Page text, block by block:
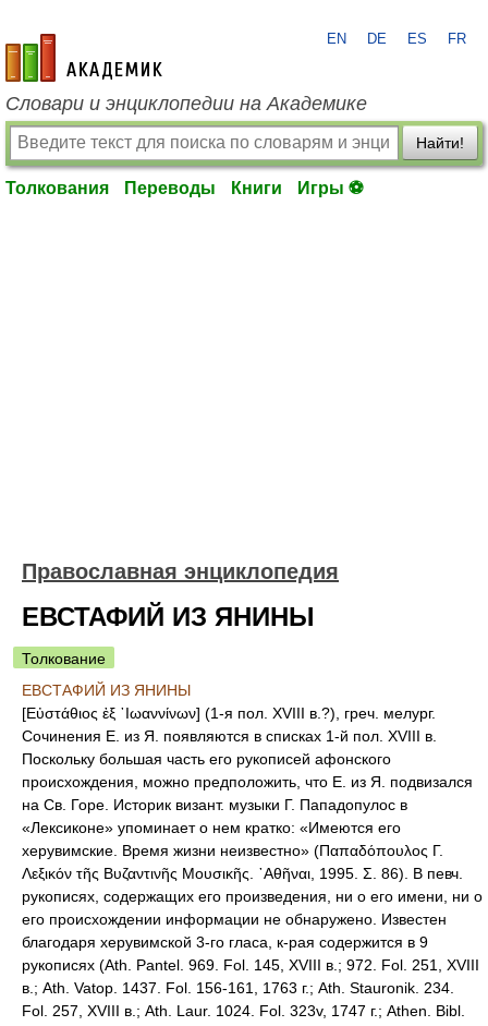
academic.ru
EN DE ES FR
Словари и энциклопедии на Академике
Найти!
Толкования Переводы Книги Игры ⚽
Православная энциклопедия
ЕВСТАФИЙ ИЗ ЯНИНЫ
Толкование
ЕВСТАФИЙ ИЗ ЯНИНЫ
[Εὐστάθιος ἐξ ᾿Ιωαννίνων] (1-я пол. XVIII в.?), греч. мелург.
Сочинения Е. из Я. появляются в списках 1-й пол. XVIII в.
Поскольку большая часть его рукописей афонского
происхождения, можно предположить, что Е. из Я. подвизался
на Св. Горе. Историк визант. музыки Г. Пападопулос в
«Лексиконе» упоминает о нем кратко: «Имеются его
херувимские. Время жизни неизвестно» (Παπαδόπουλος Γ.
Λεξικόν τῆς Βυζαντινῆς Μουσικῆς. ᾿Αθῆναι, 1995. Σ. 86). В певч.
рукописях, содержащих его произведения, ни о его имени, ни о
его происхождении информации не обнаружено. Известен
благодаря херувимской 3-го гласа, к-рая содержится в 9
рукописях (Ath. Pantel. 969. Fol. 145, XVIII в.; 972. Fol. 251, XVIII
в.; Ath. Vatop. 1437. Fol. 156-161, 1763 г.; Ath. Stauronik. 234.
Fol. 257, XVIII в.; Ath. Laur. 1024. Fol. 323v, 1747 г.; Athen. Bibl.